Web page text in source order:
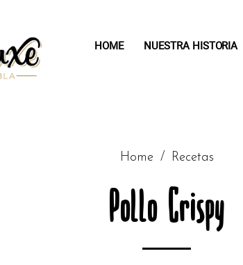
HOME NUESTRA HISTORIA
Home / Recetas
Pollo Crispy